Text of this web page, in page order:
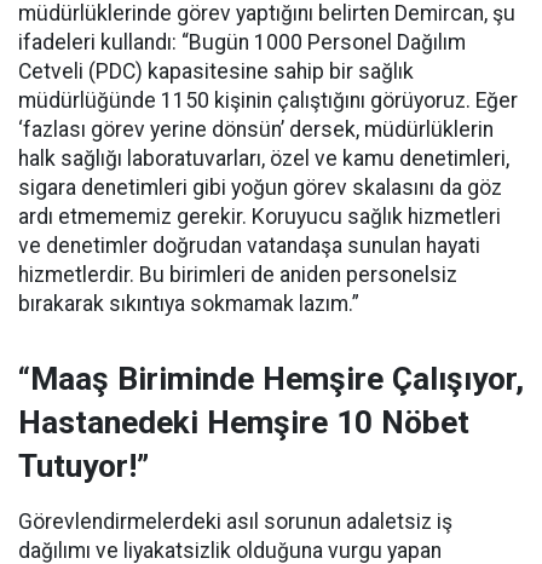
müdürlüklerinde görev yaptığını belirten Demircan, şu
ifadeleri kullandı: “Bugün 1000 Personel Dağılım
Cetveli (PDC) kapasitesine sahip bir sağlık
müdürlüğünde 1150 kişinin çalıştığını görüyoruz. Eğer
‘fazlası görev yerine dönsün’ dersek, müdürlüklerin
halk sağlığı laboratuvarları, özel ve kamu denetimleri,
sigara denetimleri gibi yoğun görev skalasını da göz
ardı etmememiz gerekir. Koruyucu sağlık hizmetleri
ve denetimler doğrudan vatandaşa sunulan hayati
hizmetlerdir. Bu birimleri de aniden personelsiz
bırakarak sıkıntıya sokmamak lazım.”
“Maaş Biriminde Hemşire Çalışıyor,
Hastanedeki Hemşire 10 Nöbet
Tutuyor!”
Görevlendirmelerdeki asıl sorunun adaletsiz iş
dağılımı ve liyakatsizlik olduğuna vurgu yapan